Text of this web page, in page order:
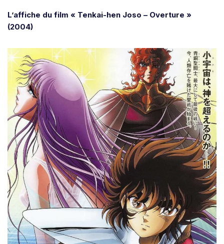
L’affiche du film « Tenkai-hen Joso – Overture »
(2004)